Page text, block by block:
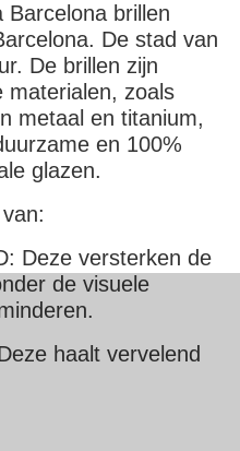
Barcelona brillen
De stad van
De brillen zijn
materialen, zoals
metaal en titanium,
en 100%
glazen.
Deze versterken de
de visuele
haalt vervelend